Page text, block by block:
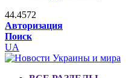
44.4572
Авторизация
Поиск
UA